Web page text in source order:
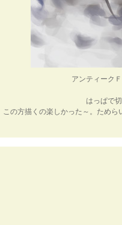
アンティーク
はっぱで
この方描くの楽しかった～。ため